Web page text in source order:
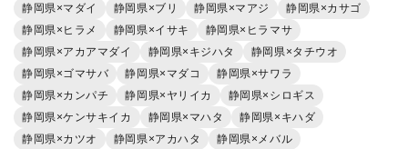
静岡県×マダイ 静岡県×ブリ 静岡県×マアジ
静岡県×カサゴ
静岡県×ヒラメ
静岡県×イサキ
静岡県×ヒラマサ
静岡県×アカアマダイ
静岡県×キジハタ
静岡県×タチウオ
静岡県×ゴマサバ
静岡県×マダコ
静岡県×サワラ
静岡県×カンパチ
静岡県×ヤリイカ
静岡県×シロギス
静岡県×ケンサキイカ
静岡県×マハタ
静岡県×キハダ
静岡県×カツオ
静岡県×アカハタ
静岡県×メバル